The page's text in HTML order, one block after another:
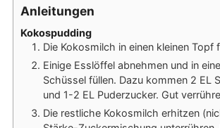
Anleitungen
Kokospudding
Die Kokosmilch in einen kleinen Topf
Einige Esslöffel abnehmen und in
Schüssel füllen. Dazu kommen 2 EL
und 1-2 EL Puderzucker. Gut
Die restliche Kokosmilch erhitzen